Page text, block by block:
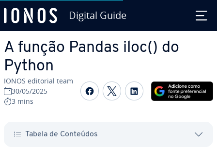
Digital Guide
A função Pandas iloc() do
Python
IONOS editorial team
30/05/2025
3 mins
Com­par­ti­lhar no
Com­par­ti­lhar no
Com­par­ti­lhar
Tabela de Conteúdos